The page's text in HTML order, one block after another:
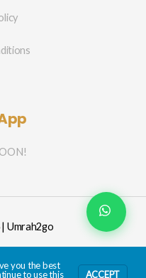
Umrah2go
you the best
to use this
ACCEPT